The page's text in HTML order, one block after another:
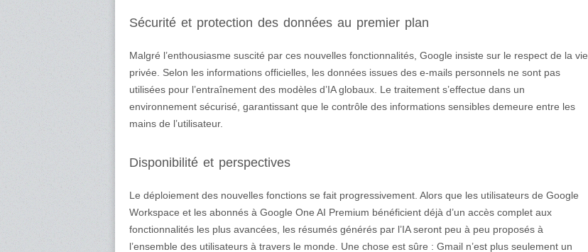
Sécurité et protection des données au premier plan
Malgré l’enthousiasme suscité par ces nouvelles fonctionnalités, Google insiste sur le respect de la vie
privée. Selon les informations officielles, les données issues des e-mails personnels ne sont pas
utilisées pour l’entraînement des modèles d’IA globaux. Le traitement s’effectue dans un
environnement sécurisé, garantissant que le contrôle des informations sensibles demeure entre les
mains de l’utilisateur.
Disponibilité et perspectives
Le déploiement des nouvelles fonctions se fait progressivement. Alors que les utilisateurs de Google
Workspace et les abonnés à Google One AI Premium bénéficient déjà d’un accès complet aux
fonctionnalités les plus avancées, les résumés générés par l’IA seront peu à peu proposés à
l’ensemble des utilisateurs à travers le monde. Une chose est sûre : Gmail n’est plus seulement un